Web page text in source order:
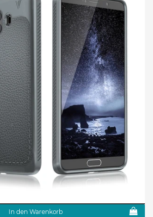
In den Warenkorb